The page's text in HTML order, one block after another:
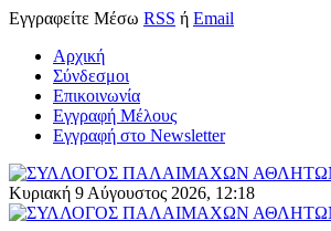
Εγγραφείτε Μέσω RSS ή Email
Αρχική
Σύνδεσμοι
Επικοινωνία
Εγγραφή Μέλους
Εγγραφή στο Newsletter
Κυριακή 9 Αύγουστος 2026, 12:18